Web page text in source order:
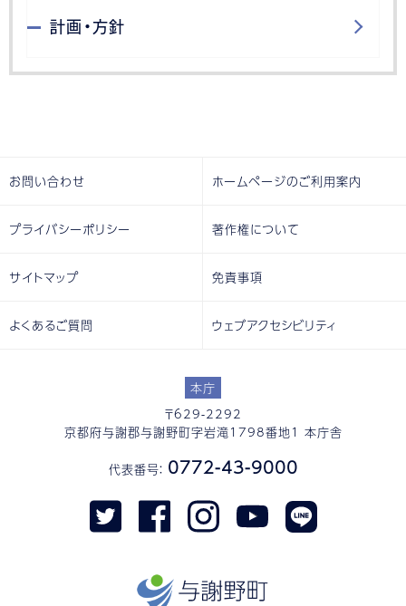
計画・方針
本庁
〒629-2292
京都府与謝郡与謝野町字岩滝1798番地1 本庁舎
代表番号： 0772-43-9000
お問い合わせ ホームページのご利用案内
プライバシーポリシー 著作権について
サイトマップ 免責事項
よくあるご質問 ウェブアクセシビリティ